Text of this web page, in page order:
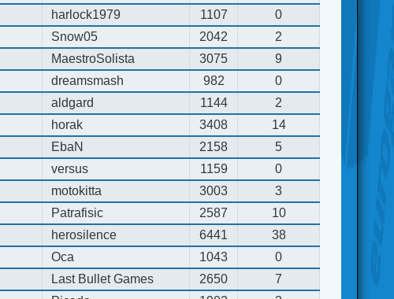
harlock1979 1107
0
Snow05 2042
2
MaestroSolista 3075
9
dreamsmash 982
0
aldgard 1144
2
horak 3408
14
EbaN 2158
5
versus 1159
0
motokitta 3003
3
Patrafisic 2587
10
herosilence 6441
38
Oca 1043
0
Last Bullet Games 2650
7